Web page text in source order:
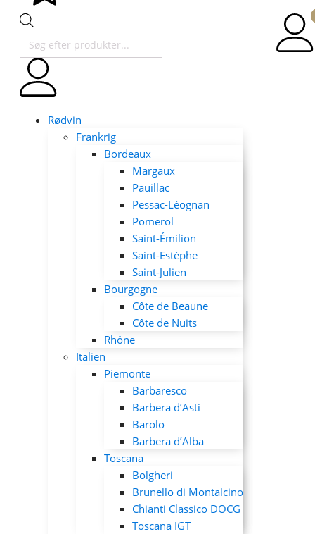
Products
search
Rødvin
Frankrig
Bordeaux
Margaux
Pauillac
Pessac-Léognan
Pomerol
Saint-Émilion
Saint-Estèphe
Saint-Julien
Bourgogne
Côte de Beaune
Côte de Nuits
Rhône
Italien
Piemonte
Barbaresco
Barbera d’Asti
Barolo
Barbera d’Alba
Toscana
Bolgheri
Brunello di Montalcino
Chianti Classico DOCG
Toscana IGT